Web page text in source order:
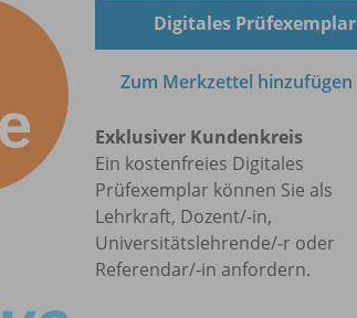
Digitales Prüfexemplar
Zum Merkzettel hinzufügen
Exklusiver Kundenkreis
Ein kostenfreies Digitales
Prüfexemplar können Sie als
Lehrkraft, Dozent/-in,
Universitätslehrende/-r oder
Referendar/-in anfordern.